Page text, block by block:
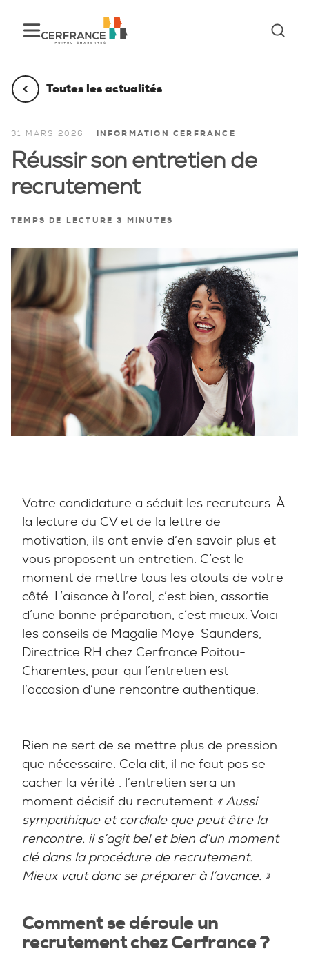
Toutes les actualités
31 MARS 2026 - INFORMATION CERFRANCE
Réussir son entretien de
recrutement
TEMPS DE LECTURE 3 MINUTES
Votre candidature a séduit les recruteurs. À
la lecture du CV et de la lettre de
motivation, ils ont envie d’en savoir plus et
vous proposent un entretien. C’est le
moment de mettre tous les atouts de votre
côté. L’aisance à l’oral, c’est bien, assortie
d’une bonne préparation, c’est mieux. Voici
les conseils de Magalie Maye-Saunders,
Directrice RH chez Cerfrance Poitou-
Charentes, pour qui l’entretien est
l’occasion d’une rencontre authentique.
Rien ne sert de se mettre plus de pression
que nécessaire. Cela dit, il ne faut pas se
cacher la vérité : l’entretien sera un
moment décisif du recrutement « Aussi
sympathique et cordiale que peut être la
rencontre, il s’agit bel et bien d’un moment
clé dans la procédure de recrutement.
Mieux vaut donc se préparer à l’avance. »
Comment se déroule un
recrutement chez Cerfrance ?